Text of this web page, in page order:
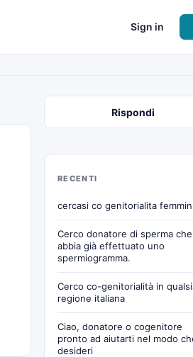
Sign in
Rispondi
RECENTI
cercasi co genitorialita
Cerco donatore di sperma che
abbia già effettuato uno
spermiogramma.
Cerco co-genitorialità in
regione italiana
Ciao, donatore o cogenitore
pronto ad aiutarti nel modo
desideri